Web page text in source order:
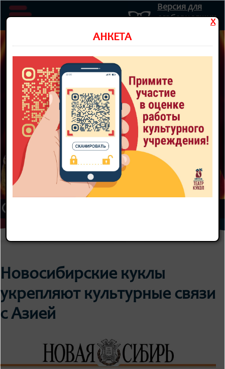
Версия для
слабовидящих
Министерство культуры Новосибирской области
НОВОСИБИРСКИЙ ОБЛАСТНОЙ
ТЕАТР КУКОЛ
8 800 300-49-10
93 театральный сезон
Новосибирские куклы
укрепляют культурные связи
с Азией
X
АНКЕТА